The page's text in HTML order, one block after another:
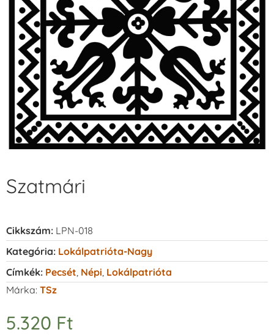
Szatmári
Cikkszám: LPN-018
Kategória: Lokálpatrióta-Nagy
Címkék: Pecsét Népi Lokálpatrióta
Márka: TSz
5.320 Ft